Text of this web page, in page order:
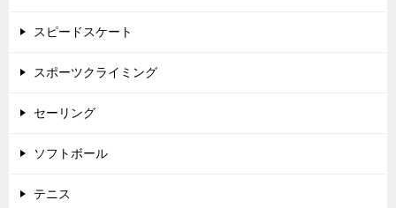
スピードスケート
スポーツクライミング
セーリング
ソフトボール
テニス